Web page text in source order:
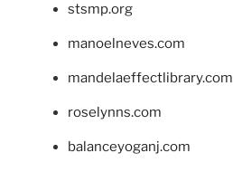
stsmp.org
manoelneves.com
mandelaeffectlibrary.com
roselynns.com
balanceyoganj.com